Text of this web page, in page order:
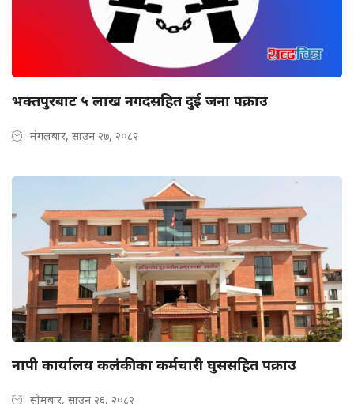
भक्तपुरबाट ५ लाख नगदसहित दुई जना पक्राउ
मंगलबार, साउन २७, २०८२
नापी कार्यालय कलंकीका कर्मचारी घुससहित पक्राउ
सोमबार, साउन २६, २०८२